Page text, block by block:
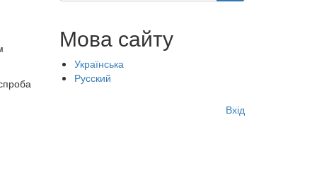
Мова сайту
Українська
Русский
Вхід